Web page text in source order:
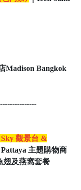
Madison Bangkok
觀景台 &
Pattaya 主題購物商
翅及燕窩套餐